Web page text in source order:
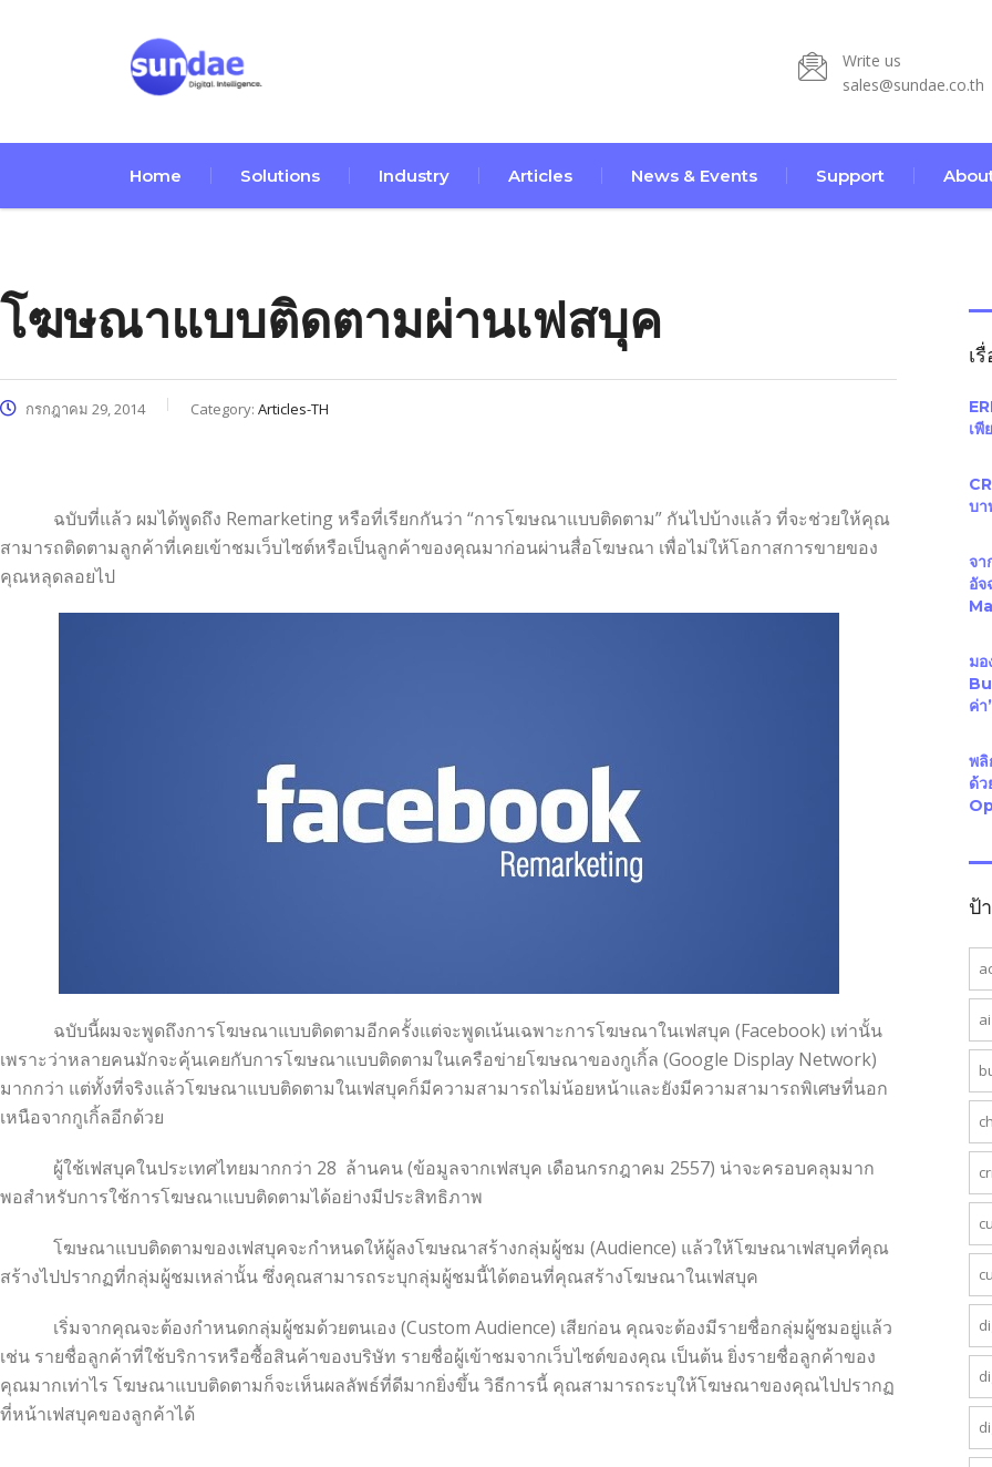
Write us
sales@sundae.co.th
Home Solutions Industry Articles News & Events Support
โฆษณาแบบติดตามผ่านเฟสบุค
กรกฎาคม 29, 2014 Category: Articles-TH
ฉบับที่แล้ว ผมได้พูดถึง Remarketing หรือที่เรียกกันว่า “การโฆษณาแบบติดตาม” กันไปบ้างแล้ว ที่จะช่วยให้คุณ
สามารถติดตามลูกค้าที่เคยเข้าชมเว็บไซต์หรือเป็นลูกค้าของคุณมาก่อนผ่านสื่อโฆษณา เพื่อไม่ให้โอกาสการขายของ
คุณหลุดลอยไป
ฉบับนี้ผมจะพูดถึงการโฆษณาแบบติดตามอีกครั้งแต่จะพูดเน้นเฉพาะการโฆษณาในเฟสบุค (Facebook) เท่านั้น
เพราะว่าหลายคนมักจะคุ้นเคยกับการโฆษณาแบบติดตามในเครือข่ายโฆษณาของกูเกิ้ล (Google Display Network)
มากกว่า แต่ทั้งที่จริงแล้วโฆษณาแบบติดตามในเฟสบุคก็มีความสามารถไม่น้อยหน้าและยังมีความสามารถพิเศษที่นอก
เหนือจากกูเกิ้ลอีกด้วย
ผู้ใช้เฟสบุคในประเทศไทยมากกว่า 28 ล้านคน (ข้อมูลจากเฟสบุค เดือนกรกฎาคม 2557) น่าจะครอบคลุมมาก
พอสำหรับการใช้การโฆษณาแบบติดตามได้อย่างมีประสิทธิภาพ
โฆษณาแบบติดตามของเฟสบุคจะกำหนดให้ผู้ลงโฆษณาสร้างกลุ่มผู้ชม (Audience) แล้วให้โฆษณาเฟสบุคที่คุณ
สร้างไปปรากฏที่กลุ่มผู้ชมเหล่านั้น ซึ่งคุณสามารถระบุกลุ่มผู้ชมนี้ได้ตอนที่คุณสร้างโฆษณาในเฟสบุค
เริ่มจากคุณจะต้องกำหนดกลุ่มผู้ชมด้วยตนเอง (Custom Audience) เสียก่อน คุณจะต้องมีรายชื่อกลุ่มผู้ชมอยู่แล้ว
เช่น รายชื่อลูกค้าที่ใช้บริการหรือซื้อสินค้าของบริษัท รายชื่อผู้เข้าชมจากเว็บไซต์ของคุณ เป็นต้น ยิ่งรายชื่อลูกค้าของ
คุณมากเท่าไร โฆษณาแบบติดตามก็จะเห็นผลลัพธ์ที่ดีมากยิ่งขึ้น วิธีการนี้ คุณสามารถระบุให้โฆษณาของคุณไปปรากฏ
ที่หน้าเฟสบุคของลูกค้าได้
เ
เพี
บา
จา
อั
มอ
ค่า
พลิ
ด้
ป้